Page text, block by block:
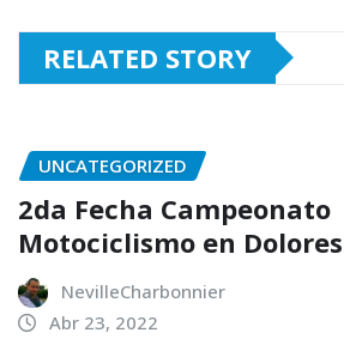
RELATED STORY
UNCATEGORIZED
2da Fecha Campeonato
Motociclismo en Dolores
NevilleCharbonnier
Abr 23, 2022